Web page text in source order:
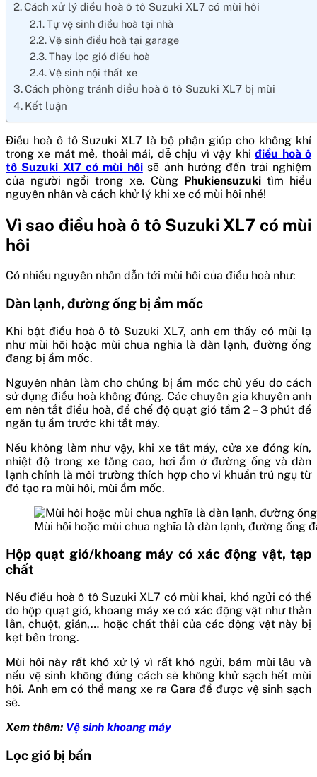
Cách xử lý điều hoà ô tô Suzuki XL7 có mùi hôi
Tự vệ sinh điều hoà tại nhà
Vệ sinh điều hoà tại garage
Thay lọc gió điều hoà
Vệ sinh nội thất xe
Cách phòng tránh điều hoà ô tô Suzuki XL7 bị mùi
Kết luận
Điều hoà ô tô Suzuki XL7 là bộ phận giúp cho không khí
trong xe mát mẻ, thoải mái, dễ chịu vì vậy khiđiều hoà ô
tô Suzuki Xl7 có mùi hôisẽ ảnh hưởng đến trải nghiệm
của người ngồi trong xe. Cùng Phukiensuzukitìm hiểu
nguyên nhân và cách khử lý khi xe có mùi hôi nhé!
Vì sao điều hoà ô tô Suzuki XL7 có mùi
hôi
Có nhiều nguyên nhân dẫn tới mùi hôi của điều hoà như:
Dàn lạnh, đường ống bị ẩm mốc
Khi bật điều hoà ô tô Suzuki XL7, anh em thấy có mùi lạ
như mùi hôi hoặc mùi chua nghĩa là dàn lạnh, đường ống
đang bị ẩm mốc.
Nguyên nhân làm cho chúng bị ẩm mốc chủ yếu do cách
sử dụng điều hoà không đúng. Các chuyên gia khuyên anh
em nên tắt điều hoà, để chế độ quạt gió tầm 2 – 3 phút để
ngăn tụ ẩm trước khi tắt máy.
Nếu không làm như vậy, khi xe tắt máy, cửa xe đóng kín,
nhiệt độ trong xe tăng cao, hơi ẩm ở đường ống và dàn
lạnh chính là môi trường thích hợp cho vi khuẩn trú ngụ từ
đó tạo ra mùi hôi, mùi ẩm mốc.
Mùi hôi hoặc mùi chua nghĩa là dàn lạnh, đường ống
Hộp quạt gió/khoang máy có xác động vật, tạp
chất
Nếu điều hoà ô tô Suzuki XL7 có mùi khai, khó ngửi có thể
do hộp quạt gió, khoang máy xe có xác động vật như thằn
lằn, chuột, gián,… hoặc chất thải của các động vật này bị
kẹt bên trong.
Mùi hôi này rất khó xử lý vì rất khó ngửi, bám mùi lâu và
nếu vệ sinh không đúng cách sẽ không khử sạch hết mùi
hôi. Anh em có thể mang xe ra Gara để được vệ sinh sạch
sẽ.
Xem thêm: Vệ sinh khoang máy
Lọc gió bị bẩn